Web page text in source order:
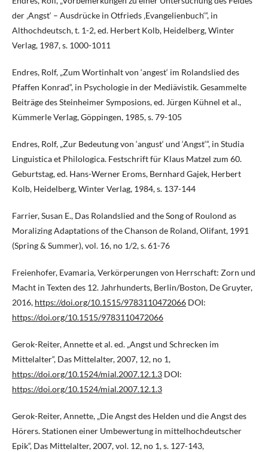
der ‚Angst‘ – Ausdrücke in Otfrieds ‚Evangelienbuch‘“, in
Althochdeutsch, t. 1-2, ed. Herbert Kolb, Heidelberg, Winter
Verlag, 1987, s. 1000-1011
Endres, Rolf, „Zum Wortinhalt von ‘angest‘ im Rolandslied des
Pfaffen Konrad“, in Psychologie in der Mediävistik. Gesammelte
Beiträge des Steinheimer Symposions, ed. Jürgen Kühnel et al.,
Kümmerle Verlag, Göppingen, 1985, s. 79-105
Endres, Rolf, „Zur Bedeutung von ‘angust‘ und ‘Angst‘“, in Studia
Linguistica et Philologica. Festschrift für Klaus Matzel zum 60.
Geburtstag, ed. Hans-Werner Eroms, Bernhard Gajek, Herbert
Kolb, Heidelberg, Winter Verlag, 1984, s. 137-144
Farrier, Susan E., Das Rolandslied and the Song of Roulond as
Moralizing Adaptations of the Chanson de Roland, Olifant, 1991
(Spring & Summer), vol. 16, no 1/2, s. 61-76
Freienhofer, Evamaria, Verkörperungen von Herrschaft: Zorn und
Macht in Texten des 12. Jahrhunderts, Berlin/Boston, De Gruyter,
2016, https://doi.org/10.1515/9783110472066 DOI:
https://doi.org/10.1515/9783110472066
Gerok-Reiter, Annette et al. ed. „Angst und Schrecken im
Mittelalter“, Das Mittelalter, 2007, 12, no 1,
https://doi.org/10.1524/mial.2007.12.1.3 DOI:
https://doi.org/10.1524/mial.2007.12.1.3
Gerok-Reiter, Annette, „Die Angst des Helden und die Angst des
Hörers. Stationen einer Umbewertung in mittelhochdeutscher
Epik“, Das Mittelalter, 2007, vol. 12, no 1, s. 127-143,